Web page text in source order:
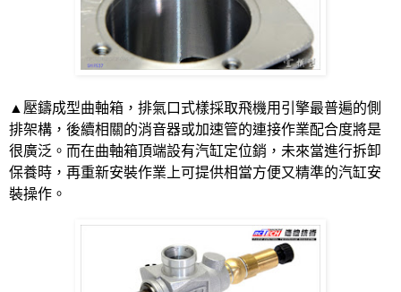
▲壓鑄成型曲軸箱，排氣口式樣採取飛機用引擎最普遍的側
排架構，後續相關的消音器或加速管的連接作業配合度將是
很廣泛。而在曲軸箱頂端設有汽缸定位銷，未來當進行拆卸
保養時，再重新安裝作業上可提供相當方便又精準的汽缸安
裝操作。